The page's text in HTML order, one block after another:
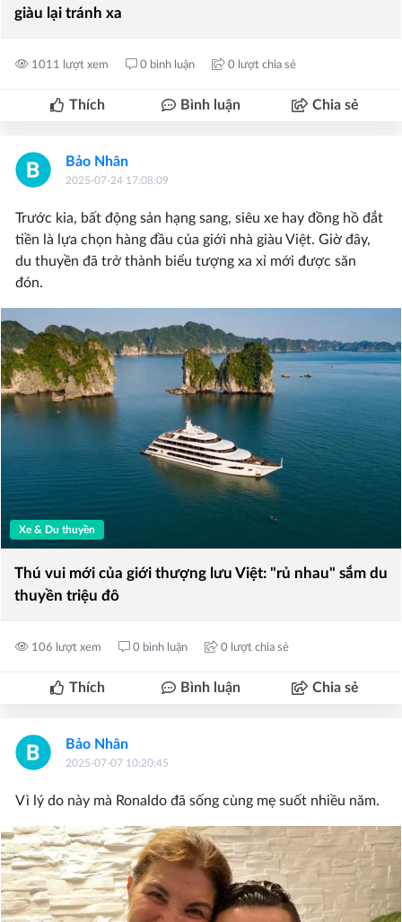
giàu lại tránh xa
1011 lượt xem 0 bình luận 0 lượt chia sẻ
Thích Bình luận Chia sẻ
Bảo Nhân
2025-07-24 17:08:09
Trước kia, bất động sản hạng sang, siêu xe hay đồng hồ đắt
tiền là lựa chọn hàng đầu của giới nhà giàu Việt. Giờ đây,
du thuyền đã trở thành biểu tượng xa xỉ mới được săn
đón.
Xe & Du thuyền
Thú vui mới của giới thượng lưu Việt: "rủ nhau" sắm du
thuyền triệu đô
106 lượt xem 0 bình luận 0 lượt chia sẻ
Thích Bình luận Chia sẻ
Bảo Nhân
2025-07-07 10:20:45
Vì lý do này mà Ronaldo đã sống cùng mẹ suốt nhiều năm.